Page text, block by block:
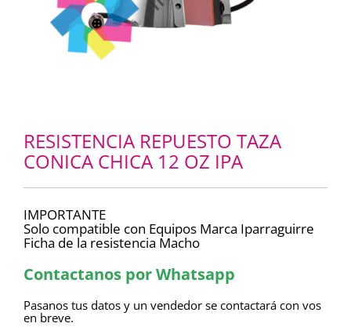
RESISTENCIA REPUESTO TAZA
CONICA CHICA 12 OZ IPA
IMPORTANTE
Solo compatible con Equipos Marca Iparraguirre
Ficha de la resistencia Macho
Contactanos por Whatsapp
Pasanos tus datos y un vendedor se contactará con vos
en breve.